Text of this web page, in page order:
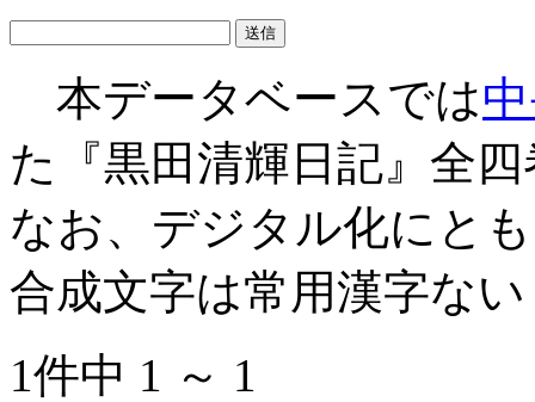
本データベースでは
た『黒田清輝日記』全
なお、デジタル化にと
合成文字は常用漢字な
1件中 1 ～ 1